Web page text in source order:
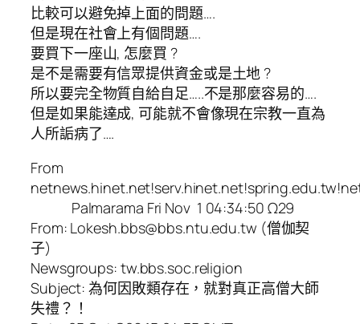
比較可以避免掉上面的問題….
但是現在社會上有個問題….
要買下一座山, 怎麼買 ?
是不是需要有信眾提供資金或是土地 ?
所以要完全物質自給自足…..不是那麼容易的….
但是如果能達成, 可能就不會像現在宗教一直為
人所詬病了….
From
Palmarama Fri Nov 1 04:34:50 Ω29
From: Lokesh.bbs@bbs.ntu.edu.tw (僧伽契
子)
Newsgroups: tw.bbs.soc.religion
Subject: 為何因敗類存在，就對真正高僧大師
失禮？！